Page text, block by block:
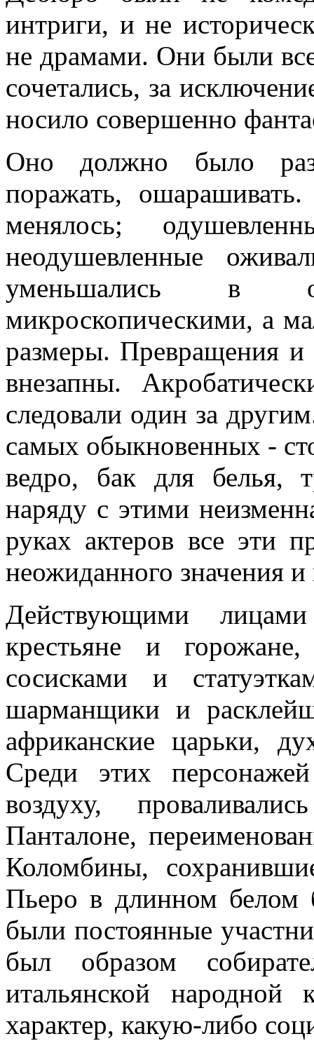
интриги, и не
не драмами. Они были
сочетались, за
носило совершенно
Оно должно было
поражать,
менялось;
неодушевленные
уменьшались в
микроскопическими, а
размеры. Превращения
внезапны.
следовали один за
самых обыкновенных -
ведро, бак для белья,
наряду с этими
руках актеров все эти
неожиданного значения
Действующими
крестьяне и
сосисками и
шарманщики и
африканские царьки,
Среди этих
воздуху,
Панталоне,
Коломбины,
Пьеро в длинном белом
были постоянные
был образом
итальянской народной
характер, какую-либо